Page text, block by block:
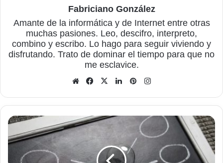
Fabriciano González
Amante de la informática y de Internet entre otras
muchas pasiones. Leo, descifro, interpreto,
combino y escribo. Lo hago para seguir viviendo y
disfrutando. Trato de dominar el tiempo para que no
me esclavice.
Sitio
Facebook
X LinkedInPinterest
Descarga
MP3
gratis